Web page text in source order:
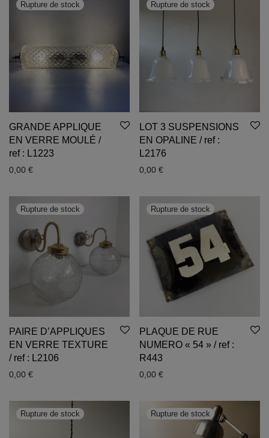
GRANDE APPLIQUE
EN VERRE MOULÉ /
ref : L1223
0,00 €
LOT 3 SUSPENSIONS
EN OPALINE / ref :
L2176
0,00 €
PAIRE D’APPLIQUES
EN VERRE TEXTURE
/ ref : L2106
0,00 €
PLAQUE DE RUE
NUMERO « 54 » / ref :
R443
0,00 €